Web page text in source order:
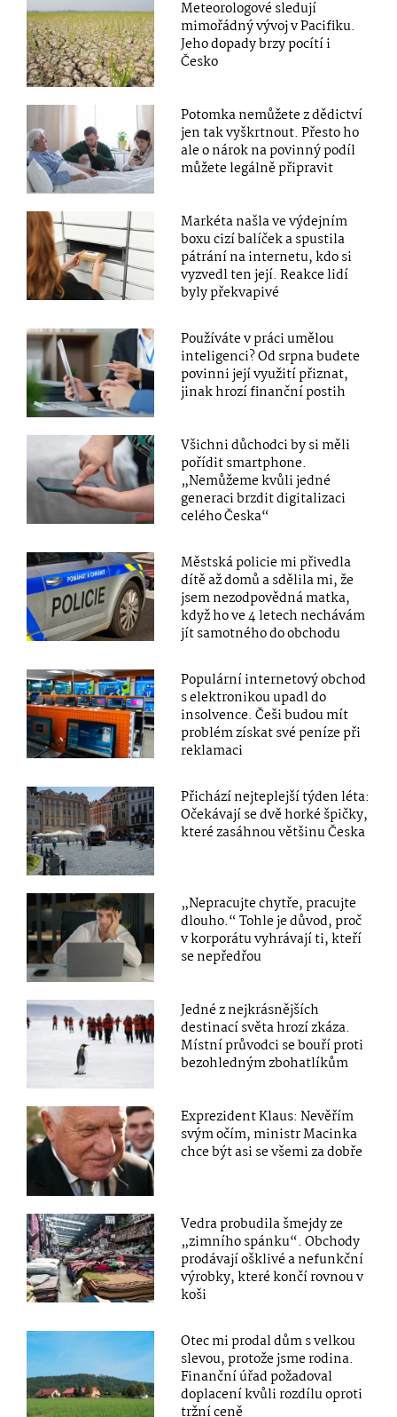
Meteorologové sledují
mimořádný vývoj v Pacifiku.
Jeho dopady brzy pocítí i
Česko
Potomka nemůžete z dědictví
jen tak vyškrtnout. Přesto ho
ale o nárok na povinný podíl
můžete legálně připravit
Markéta našla ve výdejním
boxu cizí balíček a spustila
pátrání na internetu, kdo si
vyzvedl ten její. Reakce lidí
byly překvapivé
Používáte v práci umělou
inteligenci? Od srpna budete
povinni její využití přiznat,
jinak hrozí finanční postih
Všichni důchodci by si měli
pořídit smartphone.
„Nemůžeme kvůli jedné
generaci brzdit digitalizaci
celého Česka“
Městská policie mi přivedla
dítě až domů a sdělila mi, že
jsem nezodpovědná matka,
když ho ve 4 letech nechávám
jít samotného do obchodu
Populární internetový obchod
s elektronikou upadl do
insolvence. Češi budou mít
problém získat své peníze při
reklamaci
Přichází nejteplejší týden léta:
Očekávají se dvě horké špičky,
které zasáhnou většinu Česka
„Nepracujte chytře, pracujte
dlouho.“ Tohle je důvod, proč
v korporátu vyhrávají ti, kteří
se nepředřou
Jedné z nejkrásnějších
destinací světa hrozí zkáza.
Místní průvodci se bouří proti
bezohledným zbohatlíkům
Exprezident Klaus: Nevěřím
svým očím, ministr Macinka
chce být asi se všemi za dobře
Vedra probudila šmejdy ze
„zimního spánku“. Obchody
prodávají ošklivé a nefunkční
výrobky, které končí rovnou v
koši
Otec mi prodal dům s velkou
slevou, protože jsme rodina.
Finanční úřad požadoval
doplacení kvůli rozdílu oproti
tržní ceně